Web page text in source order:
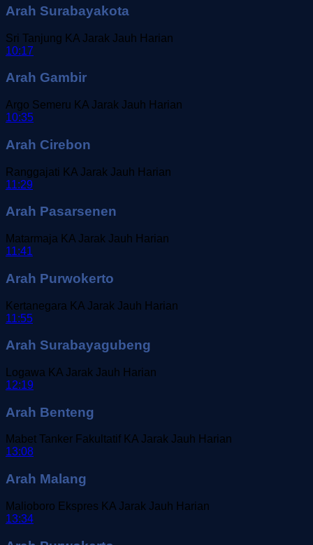
Arah Surabayakota
Sri Tanjung KA Jarak Jauh Harian
10:17
Arah Gambir
Argo Semeru KA Jarak Jauh Harian
10:35
Arah Cirebon
Ranggajati KA Jarak Jauh Harian
11:29
Arah Pasarsenen
Matarmaja KA Jarak Jauh Harian
11:41
Arah Purwokerto
Kertanegara KA Jarak Jauh Harian
11:55
Arah Surabayagubeng
Logawa KA Jarak Jauh Harian
12:19
Arah Benteng
Mabet Tanker Fakultatif KA Jarak Jauh Harian
13:08
Arah Malang
Malioboro Ekspres KA Jarak Jauh Harian
13:34